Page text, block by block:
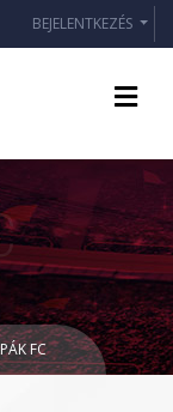
BEJELENTKEZÉS
FC